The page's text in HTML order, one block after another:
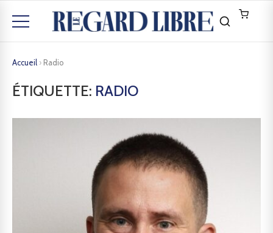
Accueil › Radio
ÉTIQUETTE: RADIO